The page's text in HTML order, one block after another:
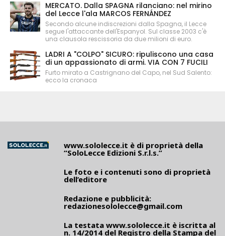
MERCATO. Dalla SPAGNA rilanciano: nel mirino
del Lecce l'ala MARCOS FERNÁNDEZ
Secondo alcune indiscrezioni dalla Spagna, il Lecce
segue l'attaccante dell'Espanyol. Sul classe 2003 c'è
una clausola rescissoria da due milioni di euro.
LADRI A "COLPO" SICURO: ripuliscono una casa
di un appassionato di armi. VIA CON 7 FUCILI
Furto mirato a Castrignano del Capo, nel Sud Salento:
ecco la cronaca
www.sololecce.it è di proprietà della
“SoloLecce Edizioni S.r.l.s.”
Le foto e i contenuti sono di proprietà
dell’editore
Redazione e pubblicità:
redazionesololecce@gmail.com
La testata www.sololecce.it è iscritta al
n. 14/2014 del Registro della Stampa del